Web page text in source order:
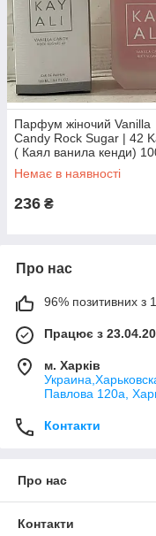
Парфум жіночий Vanilla
Candy Rock Sugar | 42
( Каял ванила кенди)
Немає в наявності
236 ₴
Про нас
96% позитивних з
Працює з
м. Харків
Павлова 120а,
Контакти
Про нас
Контакти